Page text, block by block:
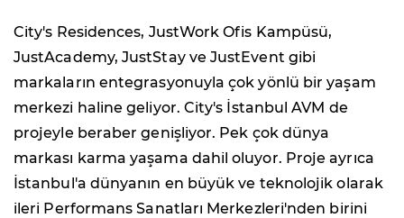
City's Residences, JustWork Ofis Kampüsü,
JustAcademy, JustStay ve JustEvent gibi
markaların entegrasyonuyla çok yönlü bir yaşam
merkezi haline geliyor. City's İstanbul AVM de
projeyle beraber genişliyor. Pek çok dünya
markası karma yaşama dahil oluyor. Proje ayrıca
İstanbul'a dünyanın en büyük ve teknolojik olarak
ileri Performans Sanatları Merkezleri'nden birini